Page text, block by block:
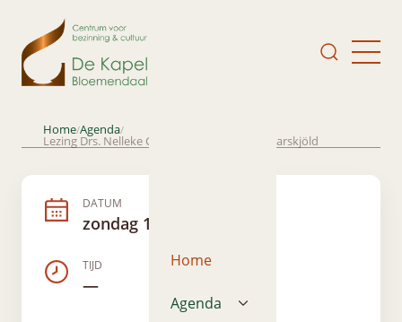
Home
Agenda
Home/Agenda/
Lezing Drs. Nelleke Canters over Dag Hammarskjöld
DATUM
zondag 17 maart 2019
TIJD
—